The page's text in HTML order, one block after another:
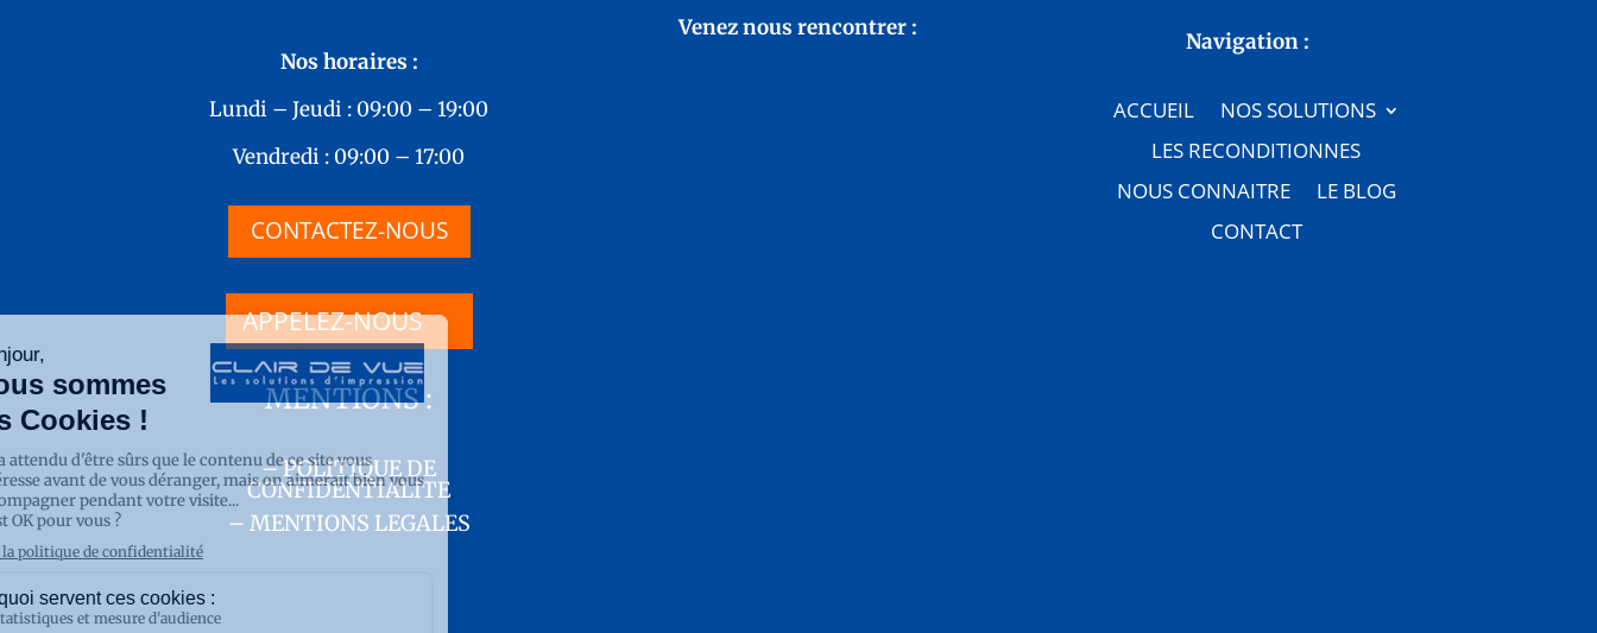
Nos horaires :
Lundi – Jeudi : 09:00 – 19:00
Vendredi : 09:00 – 17:00
CONTACTEZ-NOUS
APPELEZ-NOUS
MENTIONS :
– POLITIQUE DE
CONFIDENTIALITE
– MENTIONS LEGALES
Venez nous rencontrer :
Navigation :
ACCUEIL
NOS SOLUTIONS
LES RECONDITIONNES
NOUS CONNAITRE
LE BLOG
CONTACT